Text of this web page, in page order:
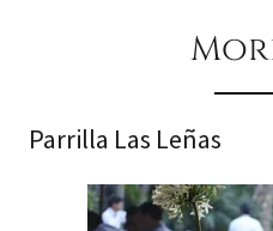
Parrilla Las Leñas